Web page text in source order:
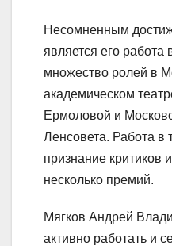
Несомненным
является его работа
множество ролей в
академическом
Ермоловой и
Ленсовета. Работа в
признание критиков
несколько премий.
Мягков Андрей
активно работать и